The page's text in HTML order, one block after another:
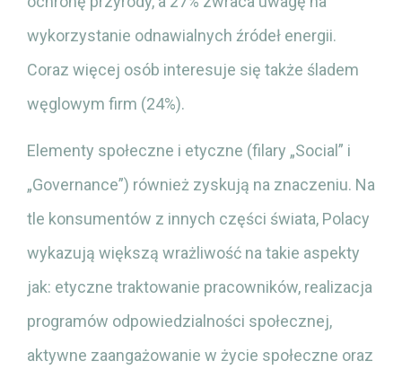
wykorzystanie odnawialnych źródeł energii.
Coraz więcej osób interesuje się także śladem
węglowym firm (24%).
Elementy społeczne i etyczne (filary „Social” i
„Governance”) również zyskują na znaczeniu. Na
tle konsumentów z innych części świata, Polacy
wykazują większą wrażliwość na takie aspekty
jak: etyczne traktowanie pracowników, realizacja
programów odpowiedzialności społecznej,
aktywne zaangażowanie w życie społeczne oraz